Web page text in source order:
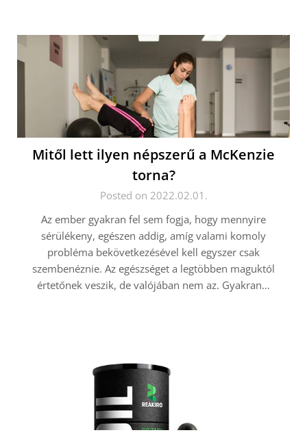
Mitől lett ilyen népszerű a McKenzie
torna?
Posted on 2022.02.01.
Az ember gyakran fel sem fogja, hogy mennyire
sérülékeny, egészen addig, amíg valami komoly
probléma bekövetkezésével kell egyszer csak
szembenéznie. Az egészséget a legtöbben maguktól
értetőnek veszik, de valójában nem az. Gyakran…